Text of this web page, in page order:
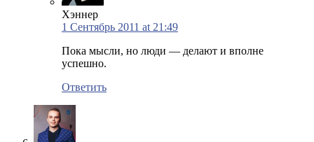
Хэннер
1 Сентябрь 2011 at 21:49
Пока мысли, но люди — делают и вполне
успешно.
Ответить